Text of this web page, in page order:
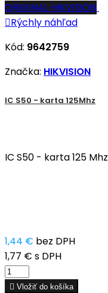
ORIGINAL HIKVISION
Rýchly náhľad
Kód: 9642759
Značka: HIKVISION
IC S50 - karta 125Mhz
IC S50 - karta 125 Mhz
1,44 € bez DPH
1,77 € s DPH
 Vložiť do košíka